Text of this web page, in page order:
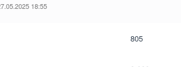
18:55
805